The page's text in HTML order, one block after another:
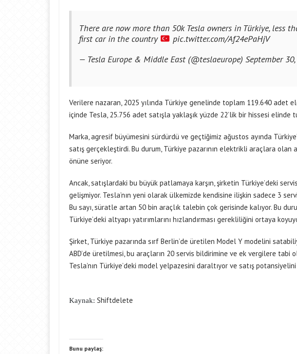
There are now more than 50k Tesla owners in Türkiye, less
first car in the country
pic.twitter.com/Af24ePaHjV
— Tesla Europe & Middle East (@teslaeurope) September
Verilere nazaran, 2025 yılında Türkiye genelinde toplam 119.640 adet
içinde Tesla, 25.756 adet satışla yaklaşık yüzde 22’lik bir hissesi elinde
Marka, agresif büyümesini sürdürdü ve geçtiğimiz ağustos ayında
satış gerçekleştirdi. Bu durum, Türkiye pazarının elektrikli araçlara
önüne seriyor.
Ancak, satışlardaki bu büyük patlamaya karşın, şirketin Türkiye’deki
gelişmiyor. Tesla’nın yeni olarak ülkemizde kendisine ilişkin sadece 3
Bu sayı, süratle artan 50 bin araçlık talebin çok gerisinde kalıyor. Bu
Türkiye’deki altyapı yatırımlarını hızlandırması gerekliliğini ortaya
Şirket, Türkiye pazarında sırf Berlin’de üretilen Model Y modelini
ABD’de üretilmesi, bu araçların 20 servis bildirimine ve ek vergilere tabi
Tesla’nın Türkiye’deki model yelpazesini daraltıyor ve satış potansiyelini
Kaynak: Shiftdelete
Bunu paylaş: